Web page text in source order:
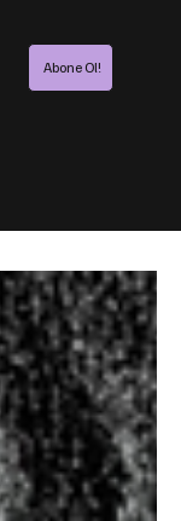
Abone Ol!